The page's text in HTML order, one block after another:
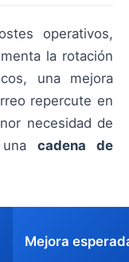
operativos,
la rotación
una mejora
repercute en
necesidad de
cadena de
Mejora